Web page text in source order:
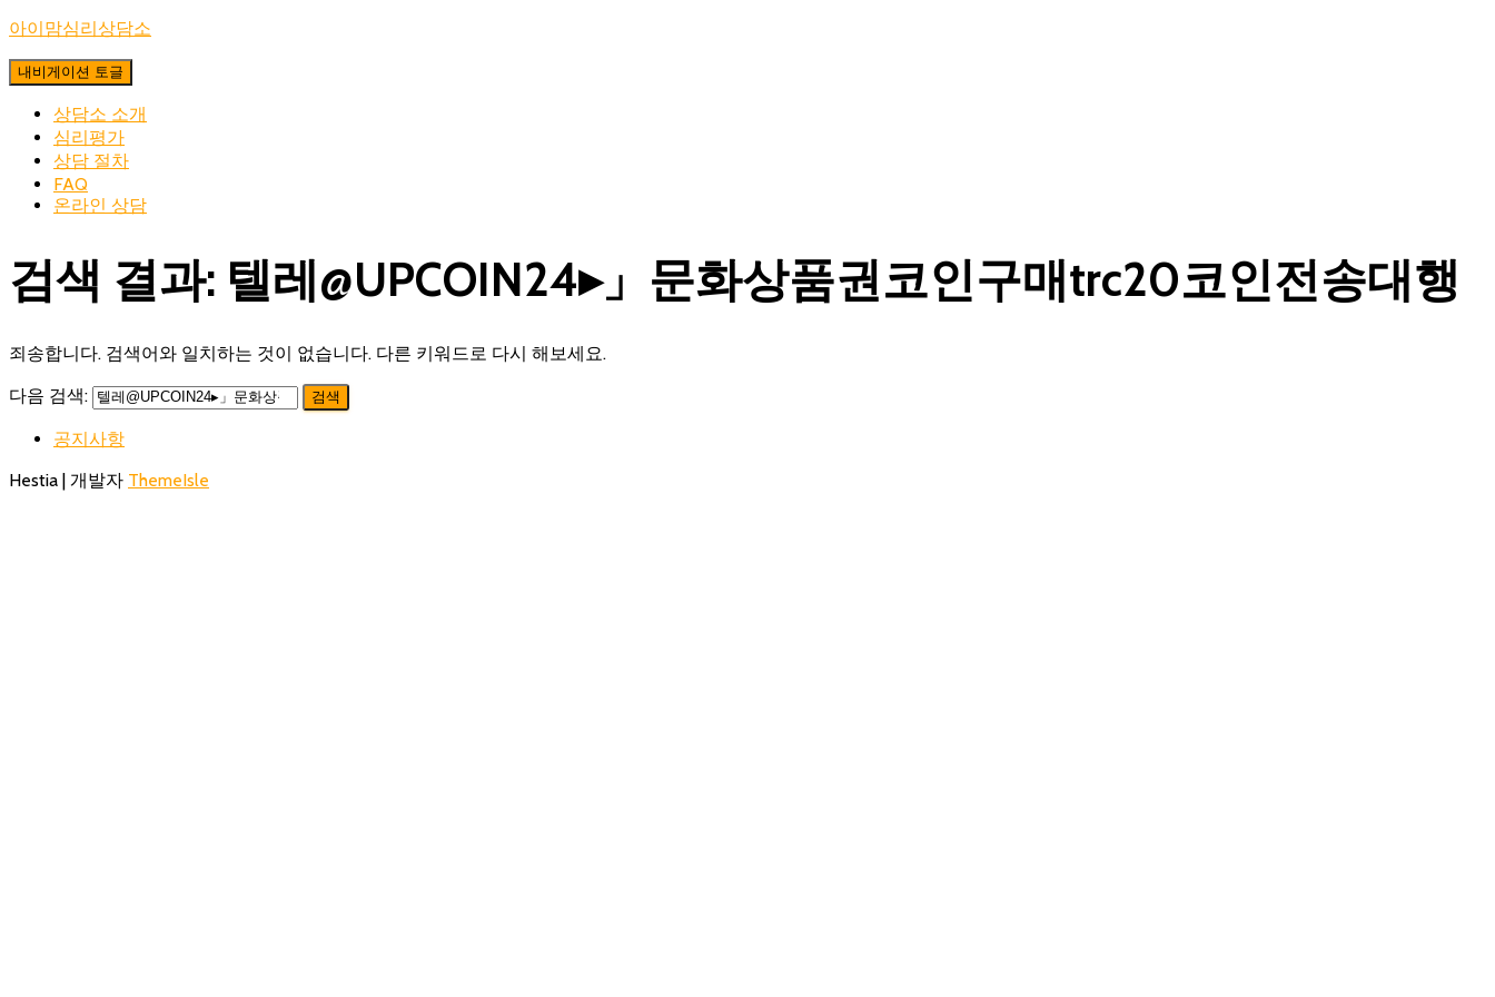
아이맘심리상담소
내비게이션 토글
상담소 소개
심리평가
상담 절차
FAQ
온라인 상담
검색 결과: 텔레@UPCOIN24▸」문화상품권코인구매trc20코인전송대행
죄송합니다. 검색어와 일치하는 것이 없습니다. 다른 키워드로 다시 해보세요.
다음 검색:
공지사항
Hestia | 개발자 ThemeIsle